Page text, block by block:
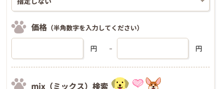
価格 （半角数字を入力してください）
円 円
mix（ミックス）検索